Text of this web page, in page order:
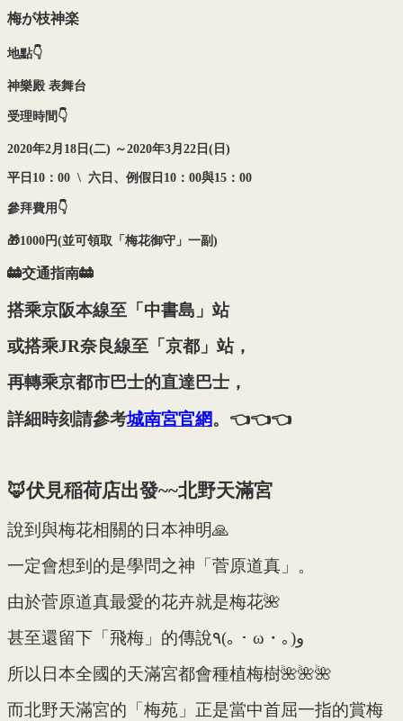
梅が枝神楽
地點👇
神樂殿 表舞台
受理時間👇
2020年2 月18 日(二) ～2020年3 月22 日( 日)
平日10 ：00 \ 六日、例假日10 ：00與15 ：00
參拜費用👇
🎁1000 円(並可領取「梅花御守」一副)
🚋交通指南🚋
搭乘京阪本線至「中書島」站
或搭乘JR奈良線至「京都」站，
再轉乘京都市巴士的直達巴士，
詳細時刻請參考城南宮官網。👈👈👈
🦊伏見稲荷店出發~~北野天滿宮
說到與梅花相關的日本神明🙏
一定會想到的是學問之神「菅原道真」。
由於菅原道真最愛的花卉就是梅花🌺
甚至還留下「飛梅」的傳說٩(｡・ω・｡)و
所以日本全國的天滿宮都會種植梅樹🌺🌺🌺
而北野天滿宮的「梅苑」正是當中首屈一指的賞梅